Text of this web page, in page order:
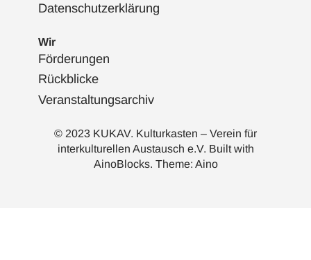
Datenschutzerklärung
Wir
Förderungen
Rückblicke
Veranstaltungsarchiv
© 2023 KUKAV. Kulturkasten – Verein für
interkulturellen Austausch e.V. Built with
AinoBlocks. Theme: Aino